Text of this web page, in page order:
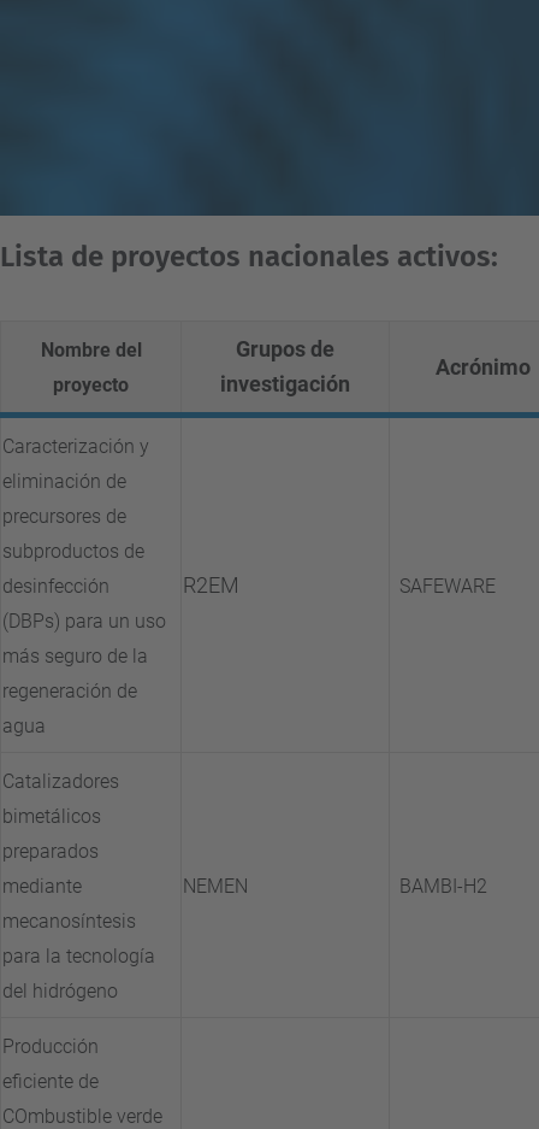
Lista de proyectos nacionales activos:
Nombre del
proyecto
Grupos de
investigación
Acrónimo
Caracterización y
eliminación de
precursores de
subproductos de
desinfección
(DBPs) para un uso
más seguro de la
regeneración de
agua
R2EM SAFEWARE
Catalizadores
bimetálicos
preparados
mediante
mecanosíntesis
para la tecnología
del hidrógeno
NEMEN BAMBI-H2
Producción
eficiente de
COmbustible verde